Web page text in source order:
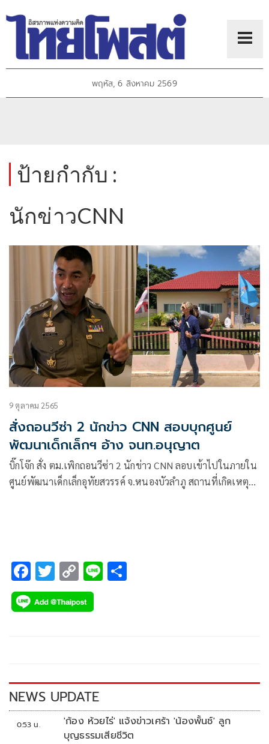
พฤหัส, 6 สิงหาคม 2569
ป้ายกำกับ :
นักข่าวCNN
9 ตุลาคม 2565
สั่งถอนวีซ่า 2 นักข่าว CNN สอบบุกศูนย์
พัฒนาเด็กเล็กฯ อ้าง จนท.อนุญาต
บิ๊กโจ๊ก สั่ง ตม.เพิกถอนวีซ่า 2 นักข่าว CNN ลอบเข้าไปในภายใน
ศูนย์พัฒนาเด็กเล็กอุทัยสวรรค์ จ.หนองบัวลำภู สถานที่เกิดเหตุก
F
ac
e
k
T
wi
tt
C
o
p
k
Li
NEWS UPDATE
0:53 น.
'ก้อง ห้วยไร่' แจ้งข่าวเศร้า 'น้องพั้นช์' ลูก
บุญธรรมเสียชีวิต